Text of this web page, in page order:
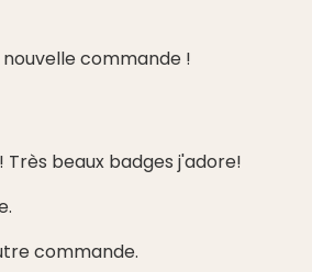
commande !
beaux badges j'adore!
commande.